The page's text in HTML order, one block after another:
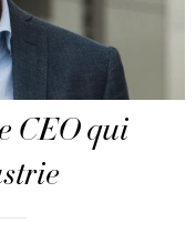
CEO qui